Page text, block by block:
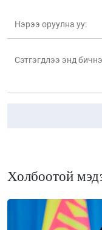
Холбоотой